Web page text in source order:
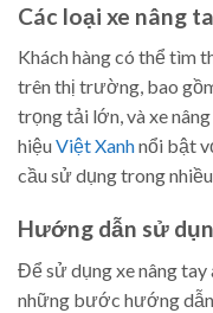
Các loại xe nâng
Khách hàng có thể tìm
trên thị trường, bao
trọng tải lớn, và xe
hiệuViệt Xanhnổi bật
cầu sử dụng trong
Hướng dẫn sử
Để sử dụng xe nâng tay
những bước hướng